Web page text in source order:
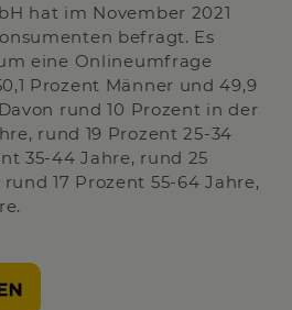
hat im November 2021
befragt. Es
eine Onlineumfrage
Prozent Männer und 49,9
rund 10 Prozent in der
rund 19 Prozent 25-34
35-44 Jahre, rund 25
17 Prozent 55-64 Jahre,